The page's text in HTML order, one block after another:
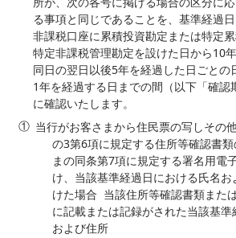
る事項と同じであることを、基準経過
非課税口座に累積投資勘定または特定
特定非課税管理勘定を設けた日から10
同日の翌日以後5年を経過した日ごとの
1年を経過する日までの間（以下「確認
に確認いたします。
当行がお客さまから住民票の写しその
の3第6項に規定する住所等確認書
まの同条第7項に規定する署名用電
け、当該基準経過日における氏名
けた場合 当該住所等確認書類また
に記載または記録がされた当該基
および住所